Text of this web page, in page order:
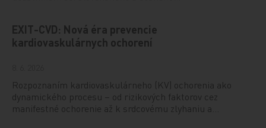
EXIT-CVD: Nová éra prevencie
kardiovaskulárnych ochorení
Rozpoznaním kardiovaskulárneho (KV) ochorenia ako
dynamického procesu – od rizikových faktorov cez
manifestné ochorenie až k srdcovému zlyhaniu a…